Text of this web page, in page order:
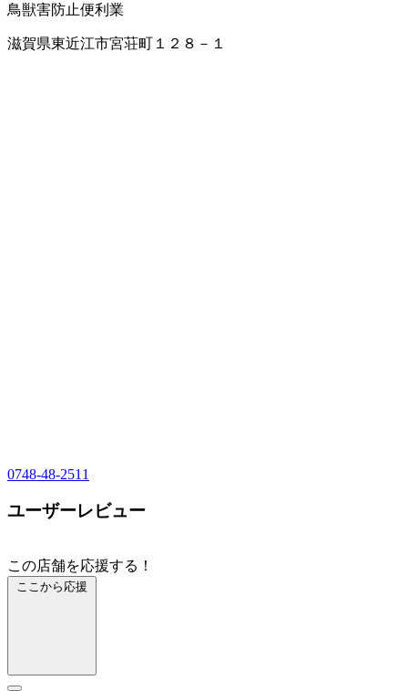
鳥獣害防止便利業
滋賀県東近江市宮荘町１２８－１
0748-48-2511
ユーザーレビュー
この店舗を応援する！
ここから応援